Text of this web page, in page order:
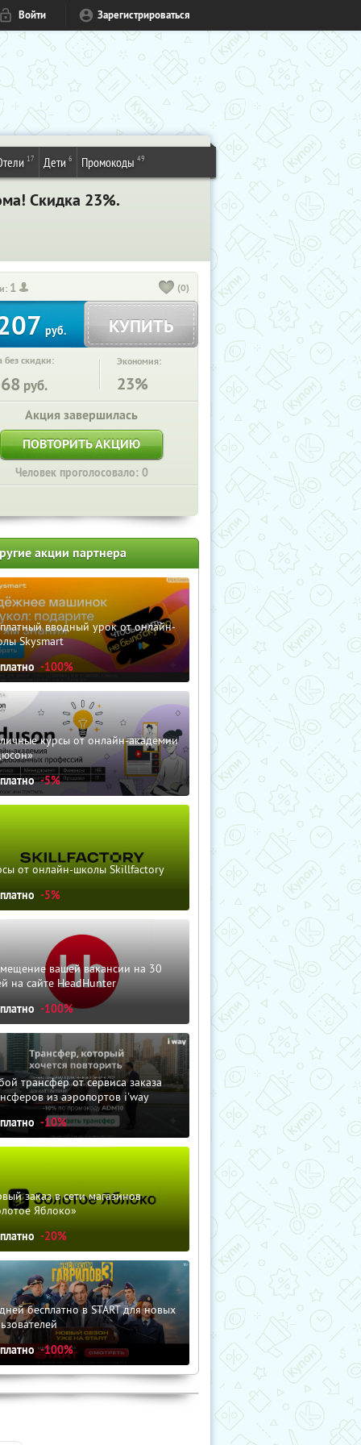
Войти Зарегистрироваться
17 Дети 6 Промокоды 49
Скидка 23%.
1 (0)
руб. КУПИТЬ
без скидки:
руб.
Экономия:
23%
Акция завершилась
ПОВТОРИТЬ АКЦИЮ
Человек проголосовало: 0
акции партнера
вводный урок от онлайн-
Skysmart
-100%
курсы от онлайн-академии
-5%
от онлайн-школы Skillfactory
-5%
вашей вакансии на 30
на сайте HeadHunter
-100%
трансфер от сервиса заказа
из аэропортов i'way
-10%
заказ в сети магазинов
Яблоко»
-20%
бесплатно в START для новых
-100%